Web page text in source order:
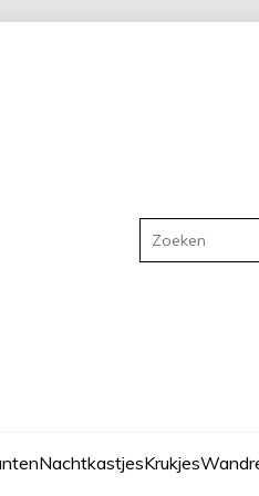
Zoeken
NachtkastjesKrukjes